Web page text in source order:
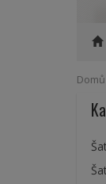
Domů